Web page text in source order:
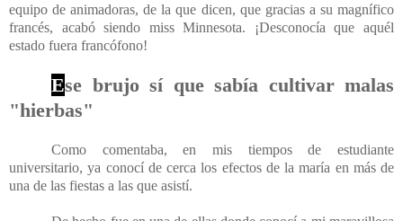
equipo de animadoras, de la que dicen, que gracias a su magnífico
francés, acabó siendo miss Minnesota. ¡Desconocía que aquél
estado fuera francófono!
Ese brujo sí que sabía cultivar malas
"hierbas"
Como comentaba, en mis tiempos de estudiante
universitario, ya conocí de cerca los efectos de la maría en más de
una de las fiestas a las que asistí.